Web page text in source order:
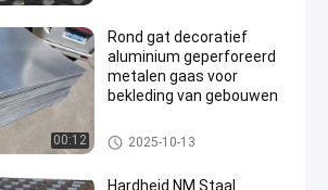
00:12
Rond gat decoratief
aluminium geperforeerd
metalen gaas voor
bekleding van gebouwen
Geperforeerde metalen Mesh
2025-10-13
Hardheid NM Staal